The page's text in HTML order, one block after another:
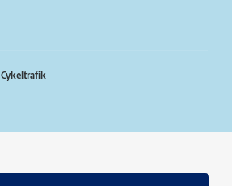
Cykeltrafik